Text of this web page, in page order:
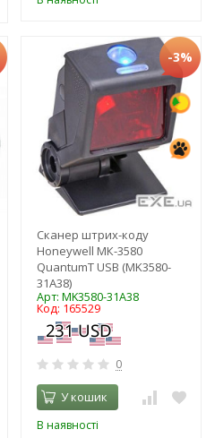
-3%
Сканер штрих-коду
Honeywell MК-3580
QuantumT USB (MK3580-
31A38)
Арт: MK3580-31A38
Код: 165529
0
У кошик
В наявності